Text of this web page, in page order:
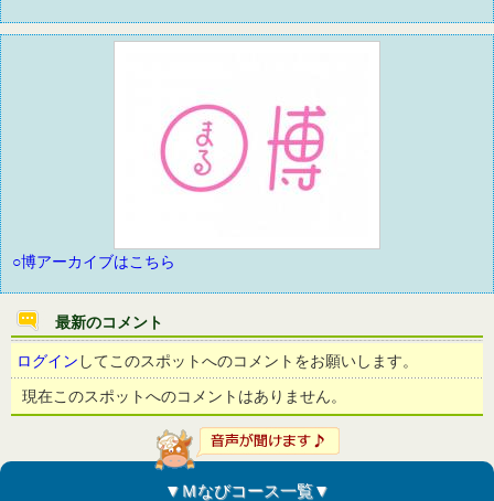
○博アーカイブはこちら
最新のコメント
ログイン してこのスポットへのコメントをお願いします。
現在このスポットへのコメントはありません。
▼Ｍなびコース一覧▼